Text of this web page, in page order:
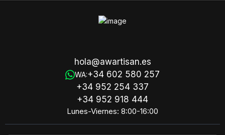
hola@awartisan.es
WA:+34 602 580 257
+34 952 254 337
+34 952 918 444
Lunes-Viernes: 8:00-16:00